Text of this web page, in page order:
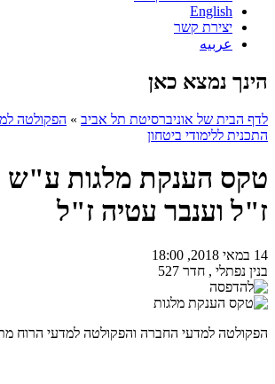
English
יצירת קשר
عربيه
הינך נמצא כאן
לדף הבית של אוניברסיטת תל אביב » הפקולטה
התכנית ללימודי ביטחון
טקס הענקת מלגות ע"ש
ז"ל וענבר עטיה ז"ל
14 במאי 2018, 18:00
בנין נפתלי , חדר 527
הפקולטה למדעי החברה והפקולטה למדעי הרוח